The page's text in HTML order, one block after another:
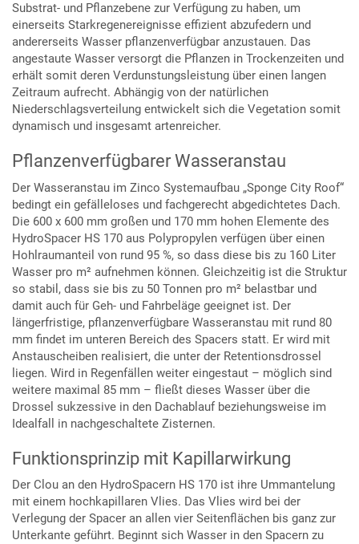
Substrat- und Pflanzebene zur Verfügung zu haben, um
einerseits Starkregenereignisse effizient abzufedern und
andererseits Wasser pflanzenverfügbar anzustauen. Das
angestaute Wasser versorgt die Pflanzen in Trockenzeiten und
erhält somit deren Verdunstungsleistung über einen langen
Zeitraum aufrecht. Abhängig von der natürlichen
Niederschlagsverteilung entwickelt sich die Vegetation somit
dynamisch und insgesamt artenreicher.
Pflanzenverfügbarer Wasseranstau
Der Wasseranstau im Zinco Systemaufbau „Sponge City Roof“
bedingt ein gefälleloses und fachgerecht abgedichtetes Dach.
Die 600 x 600 mm großen und 170 mm hohen Elemente des
HydroSpacer HS 170 aus Polypropylen verfügen über einen
Hohlraumanteil von rund 95 %, so dass diese bis zu 160 Liter
Wasser pro m² aufnehmen können. Gleichzeitig ist die Struktur
so stabil, dass sie bis zu 50 Tonnen pro m² belastbar und
damit auch für Geh- und Fahrbeläge geeignet ist. Der
längerfristige, pflanzenverfügbare Wasseranstau mit rund 80
mm findet im unteren Bereich des Spacers statt. Er wird mit
Anstauscheiben realisiert, die unter der Retentionsdrossel
liegen. Wird in Regenfällen weiter eingestaut – möglich sind
weitere maximal 85 mm – fließt dieses Wasser über die
Drossel sukzessive in den Dachablauf beziehungsweise im
Idealfall in nachgeschaltete Zisternen.
Funktionsprinzip mit Kapillarwirkung
Der Clou an den HydroSpacern HS 170 ist ihre Ummantelung
mit einem hochkapillaren Vlies. Das Vlies wird bei der
Verlegung der Spacer an allen vier Seitenflächen bis ganz zur
Unterkante geführt. Beginnt sich Wasser in den Spacern zu